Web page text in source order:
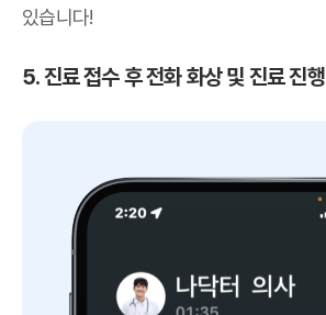
있습니다!
5. 진료 접수 후 전화 화상 및 진료 진행